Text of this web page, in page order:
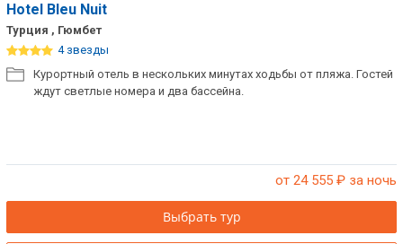
Hotel Bleu Nuit
Турция , Гюмбет
4 звезды
Курортный отель в нескольких минутах ходьбы от пляжа. Гостей
ждут светлые номера и два бассейна.
от 24 555 ₽ за ночь
Выбрать тур